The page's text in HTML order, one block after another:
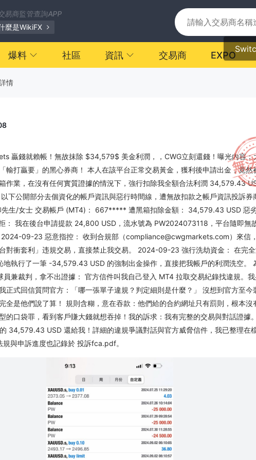
易商監管查詢APP
麼是WikiFX
爆料 社區 資訊 交易商 EXPO
情
贏錢就賴帳！無故抹除 $34,579$ 美金利潤，，CWG立刻還錢！曝光內容：
輸打贏要」的黑心券商！ 本人在該平台正常交易黃金，獲利後申請出金，竟然
作業，在沒有任何實質證據的情況下，強行扣除我全額合法利潤 34,579.43
下公開部分去個資化的帳戶資訊與惡行時間線，遭無故扣款之帳戶資訊投訴券
生/女士 交易帳戶 (MT4)： 667***** 遭黑箱扣除金額： 34,579.43 USD 惡
： 我在後台申請提款 24,800 USD，流水號為 PW2024073118，平台隨即無
09-23 惡意指控： 收到合規部（compliance@cwgmarkets.com）來信
對衝套利」违規交易，直接禁止我交易。 2024-09-23 強行洗劫資金： 在完
地執行了一筆 -34,579.43 USD 的強制出金操作，直接把我帳戶的利潤洗空。
員兼裁判，拿不出證據： 官方信件叫我自己登入 MT4 拉取交易紀錄找違規。
正式回信質問官方：「哪一張單子違規？判定細則是什麼？」 沒想到官方至今
全是他們說了算！ 規則含糊，意在吞款：他們給的合約網址只有罰則，根本沒
的口袋罪，看到客戶賺大錢就想吞掉！我的訴求：我有完整的交易與對話證據
34,579.43 USD 還給我！詳細的違規爭議對話與官方威脅信件，我已整理在
與申訴進度也記錄於 投訴fca.pdf。